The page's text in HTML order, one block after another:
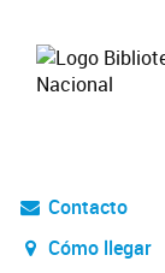
Contacto
Cómo llegar